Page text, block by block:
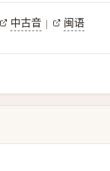
中古音 | 闽语